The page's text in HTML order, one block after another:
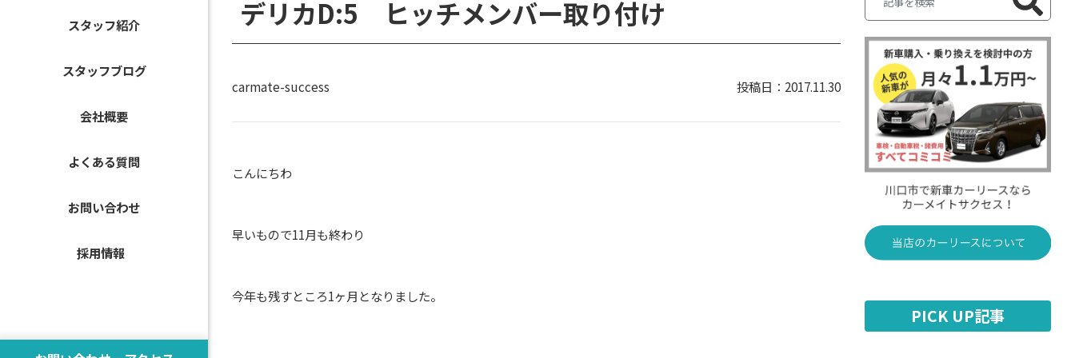
スタッフ紹介
スタッフブログ
会社概要
よくある質問
お問い合わせ
採用情報
デリカD:5 ヒッチメンバー取り付け
carmate-success 2017.11.30
こんにちわ
早いもので11月も終わり
今年も残すところ1ヶ月となりました。
PICK UP記事